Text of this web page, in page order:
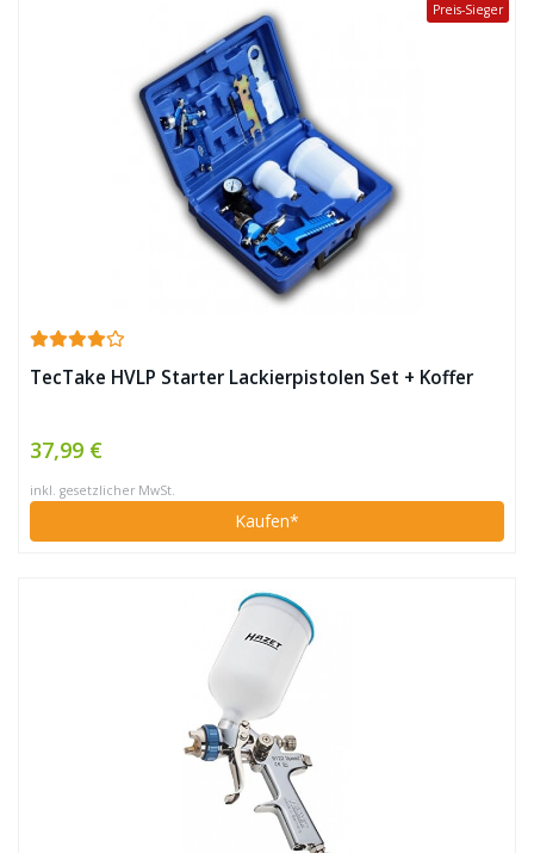
Preis-Sieger
TecTake HVLP Starter Lackierpistolen Set + Koffer
37,99 €
inkl. gesetzlicher MwSt.
Kaufen*